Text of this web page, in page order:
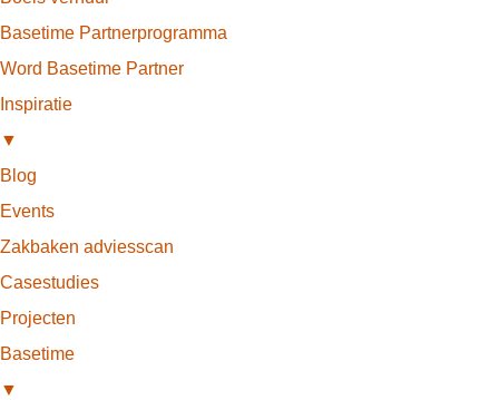
Basetime Partnerprogramma
Word Basetime Partner
Inspiratie
▼
Blog
Events
Zakbaken adviesscan
Casestudies
Projecten
Basetime
▼